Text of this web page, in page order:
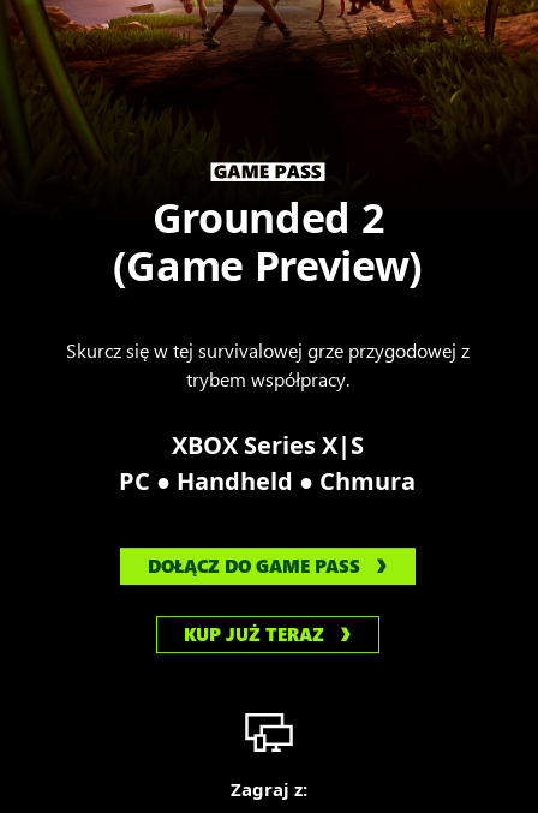
Grounded 2
(Game Preview)
Skurcz się w tej survivalowej grze przygodowej z
trybem współpracy.
XBOX Series X|S
PC ● Handheld ● Chmura
DOŁĄCZ DO GAME PASS
KUP JUŻ TERAZ
Zagraj z: